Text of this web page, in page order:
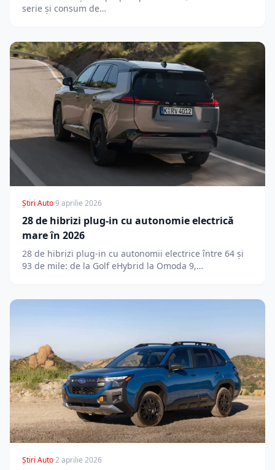
serie și consum de…
Știri Auto·9 aprilie 2026
28 de hibrizi plug-in cu autonomie electrică
mare în 2026
28 de hibrizi plug-in cu autonomii electrice între 64 și
93 de mile: de la Golf eHybrid la Omoda 9,…
Știri Auto·2 aprilie 2026